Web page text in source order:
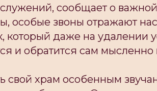
сообщает о важной
особые звоны отражают
который даже на удалении
и обратится сам мысленно
свой храм особенным